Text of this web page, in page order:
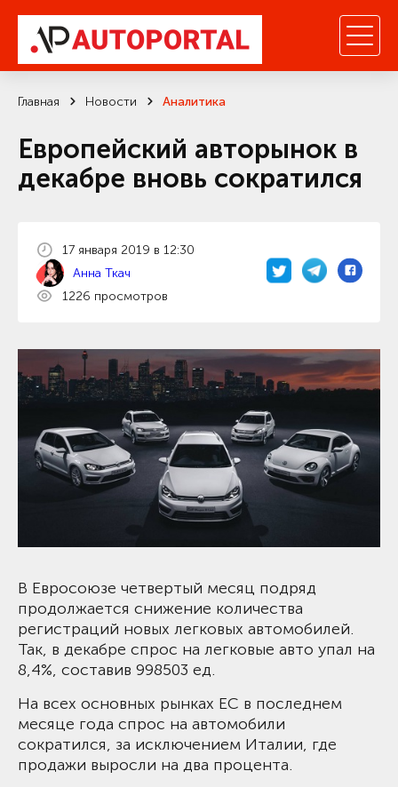
Главная Новости Аналитика
Европейский авторынок в
декабре вновь сократился
17 января 2019 в 12:30
Анна Ткач
1226 просмотров
В Евросоюзе четвертый месяц подряд
продолжается снижение количества
регистраций новых легковых автомобилей.
Так, в декабре спрос на легковые авто упал на
8,4%, составив 998503 ед.
На всех основных рынках ЕС в последнем
месяце года спрос на автомобили
сократился, за исключением Италии, где
продажи выросли на два процента.